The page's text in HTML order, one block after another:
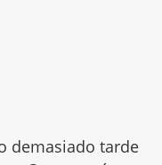
demasiado tarde